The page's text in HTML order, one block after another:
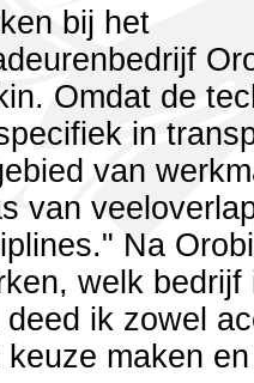
bij het
Omdat de
in
van
van
Na
welk
ik zowel
maken